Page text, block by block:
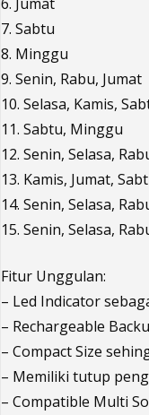
7. Sabtu
8. Minggu
9. Senin, Rabu, Jumat
10. Selasa, Kamis,
11. Sabtu, Minggu
12. Senin, Selasa,
13. Kamis, Jumat,
14. Senin, Selasa,
15. Senin, Selasa,
Fitur Unggulan:
– Led Indicator
– Rechargeable
– Compact Size
– Memiliki tutup
– Compatible Multi